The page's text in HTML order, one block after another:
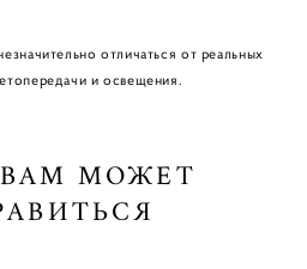
отличаться от реальных
и освещения.
МОЖЕТ